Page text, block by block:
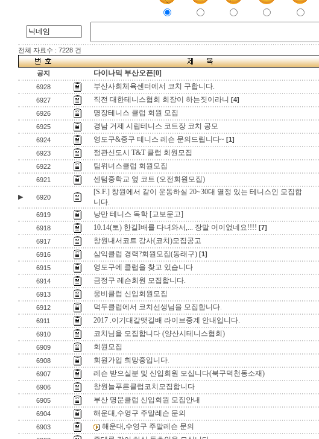
전체 자료수 : 7228 건
공지 다이나믹 부산오픈[0]
6928
부산사회체육센터에서 코치 구합니다.
6927
직전 대한테니스협회 회장이 하는짓이라니 [4]
6926
명장테니스 클럽 회원 모집
6925
경남 거제 시립테니스 코트장 코치 공모
6924
영도구&중구 테니스 레슨 문의드립니다~ [1]
6923
정관신도시 T&T 클럽 회원모집
6922
팀위너스클럽 회원모집
6921
센텀중학교 옆 코트 (오전회원모집)
▶ 6920
[S.F.] 창원에서 같이 운동하실 20~30대 열정 있는 테니스인 모집합
니다.
6919 낭만 테니스 독학 [교보문고]
6918
10.14(토) 한길I배를 다녀와서,... 장말 어이없네요!!!! [7]
6917
창원내서코트 강사(코치)모집공고
6916
삼익클럽 경력?회원모집(동래구) [1]
6915
영도구에 클럽을 찾고 있습니다
6914
금정구 레슨회원 모집합니다.
6913
웅비클럽 신입회원모집
6912
덕두클럽에서 코치선생님을 모집합니다.
6911
2017 .이기대갈맷길배 라이브중계 안내입니다.
6910
코치님을 모집합니다 (양산시테니스협회)
6909
회원모집
6908
회원가입 희망중입니다.
6907
레슨 받으실분 및 신입회원 모십니다(북구덕천동소재)
6906
창원늘푸른클럽코치모집합니다
6905
부산 명문클럽 신입회원 모집안내
6904
해운대,수영구 주말레슨 문의
6903
해운대,수영구 주말레슨 문의